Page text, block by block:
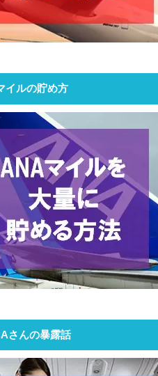
イルの貯め方
さんの暴露話